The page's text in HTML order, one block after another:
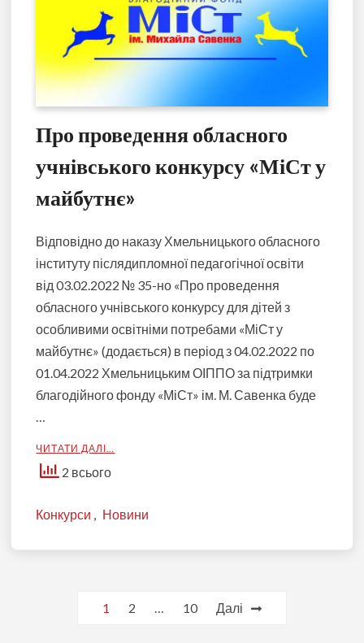
Про проведення обласного
учнівського конкурсу «МіСт у
майбутнє»
Відповідно до наказу Хмельницького обласного
інституту післядипломної педагогічної освіти
від 03.02.2022 № 35-но «Про проведення
обласного учнівського конкурсу для дітей з
особливими освітніми потребами «МіСт у
майбутнє» (додається) в період з 04.02.2022 по
01.04.2022 Хмельницьким ОІППО за підтримки
благодійного фонду «МіСт» ім. М. Савенка буде
ЧИТАТИ ДАЛІ…
2 всього
Конкурси , Новини
Пагінація
1 2 … 10 Далі